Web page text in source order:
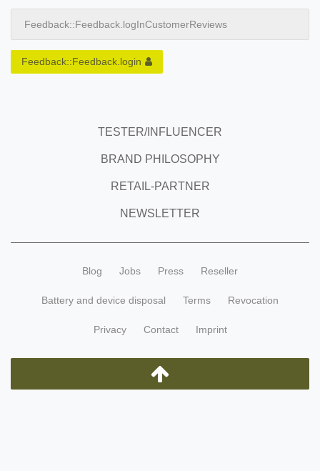
Feedback::Feedback.logInCustomerReviews
Feedback::Feedback.login
TESTER/INFLUENCER
BRAND PHILOSOPHY
RETAIL-PARTNER
NEWSLETTER
Blog Jobs Press Reseller
Battery and device disposal Terms Revocation
Privacy Contact Imprint